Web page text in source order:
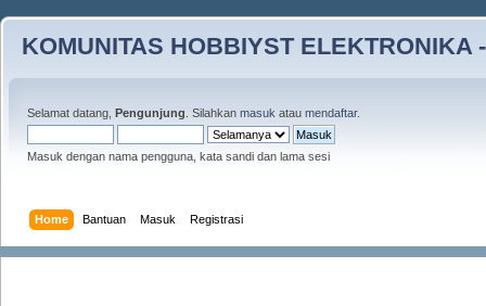
KOMUNITAS HOBBIYST ELEKTRONIKA
Selamat datang, Pengunjung . Silahkan masuk atau mendaftar.
Masuk dengan nama pengguna, kata sandi dan lama sesi
Home Bantuan Masuk Registrasi